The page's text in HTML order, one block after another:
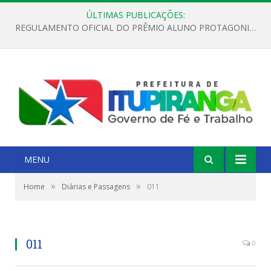
ÚLTIMAS PUBLICAÇÕES:
REGULAMENTO OFICIAL DO PRÊMIO ALUNO PROTAGONISTA – EDIÇÃO 2026
MENU
Home » Diárias e Passagens » 011
011 0